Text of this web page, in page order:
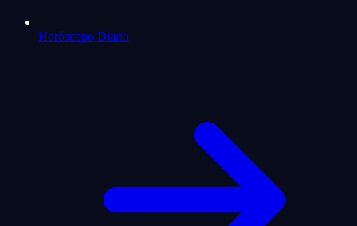
Horóscopo Diario